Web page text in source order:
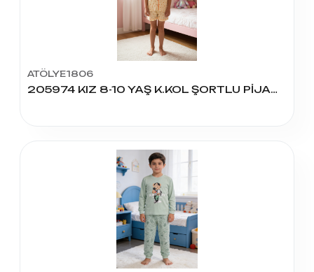
ATÖLYE1806
205974 KIZ 8-10 YAŞ K.KOL ŞORTLU PİJAMA TAKIM